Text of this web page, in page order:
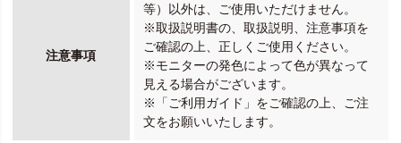
注意事項
等）以外は、ご使用いただけません。
※取扱説明書の、取扱説明、注意事項を
ご確認の上、正しくご使用ください。
※モニターの発色によって色が異なって
見える場合がございます。
※「ご利用ガイド」をご確認の上、ご注
文をお願いいたします。